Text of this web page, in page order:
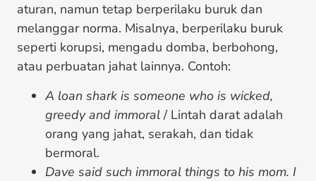
aturan, namun tetap berperilaku buruk dan
melanggar norma. Misalnya, berperilaku buruk
seperti korupsi, mengadu domba, berbohong,
atau perbuatan jahat lainnya. Contoh:
A loan shark is someone who is wicked,
greedy and immoral / Lintah darat adalah
orang yang jahat, serakah, dan tidak
bermoral.
Dave said such immoral things to his mom. I